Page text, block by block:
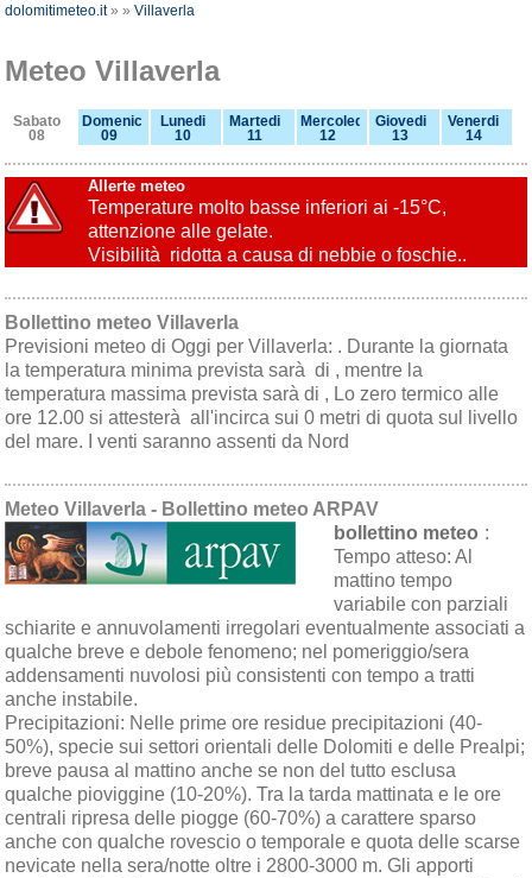
dolomitimeteo.it»»Villaverla
Meteo Villaverla
Sabato
08
Domenica
09
Lunedi
10
Martedi
11
Mercoledi
12
Giovedi
13
Venerdi
14
Allerte meteo
Temperature molto basse inferiori ai -15°C,
attenzione alle gelate.
Visibilità ridotta a causa di nebbie o foschie..
Bollettino meteo Villaverla
Previsioni meteo di Oggi per Villaverla: . Durante la giornata
la temperatura minima prevista sarà di , mentre la
temperatura massima prevista sarà di , Lo zero termico alle
ore 12.00 si attesterà all'incirca sui 0 metri di quota sul livello
del mare. I venti saranno assenti da Nord
Meteo Villaverla - Bollettino meteo ARPAV
bollettino meteo :
Tempo atteso:Al
mattino tempo
variabile con parziali
schiarite e annuvolamenti irregolari eventualmente associati a
qualche breve e debole fenomeno; nel pomeriggio/sera
addensamenti nuvolosi più consistenti con tempo a tratti
anche instabile.
Precipitazioni: Nelle prime ore residue precipitazioni (40-
50%), specie sui settori orientali delle Dolomiti e delle Prealpi;
breve pausa al mattino anche se non del tutto esclusa
qualche pioviggine (10-20%). Tra la tarda mattinata e le ore
centrali ripresa delle piogge (60-70%) a carattere sparso
anche con qualche rovescio o temporale e quota delle scarse
nevicate nella sera/notte oltre i 2800-3000 m. Gli apporti